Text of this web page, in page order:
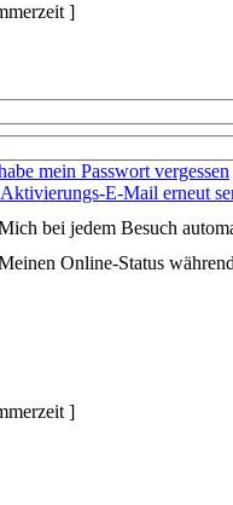
]
mein Passwort vergessen
E-Mail erneut
bei jedem Besuch
Online-Status
]